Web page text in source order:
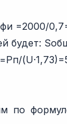
=2000/
будет:
по